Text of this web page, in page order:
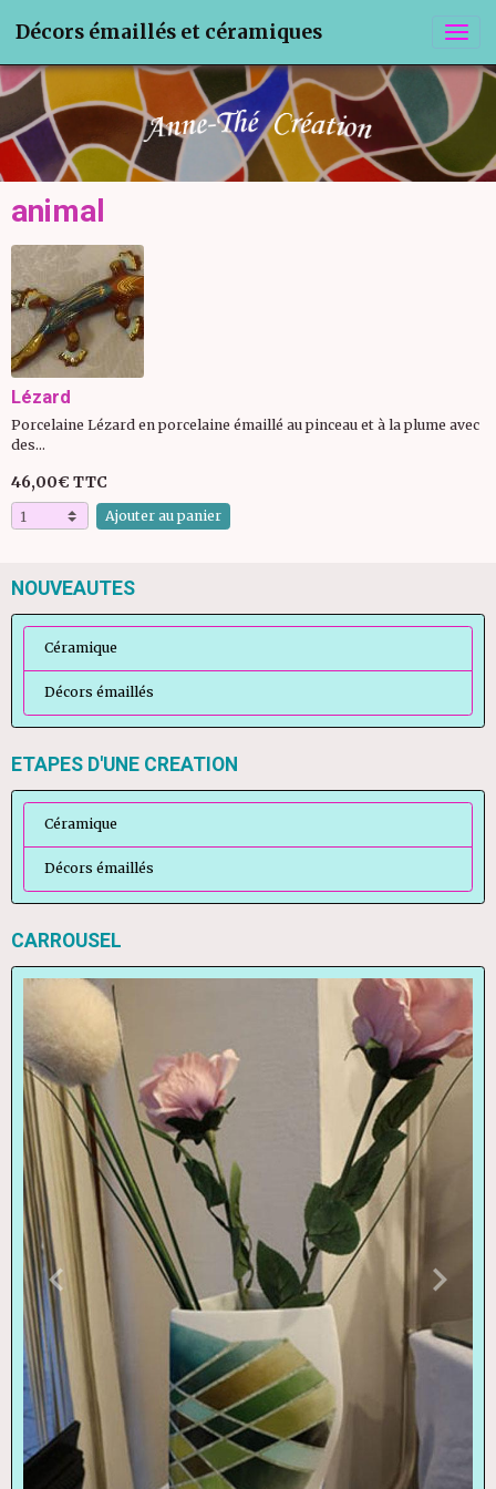
Décors émaillés et céramiques
animal
Lézard
Porcelaine Lézard en porcelaine émaillé au pinceau et à la plume avec
des...
46,00€ TTC
Ajouter au panier
NOUVEAUTES
Céramique
Décors émaillés
ETAPES D'UNE CREATION
Céramique
Décors émaillés
CARROUSEL